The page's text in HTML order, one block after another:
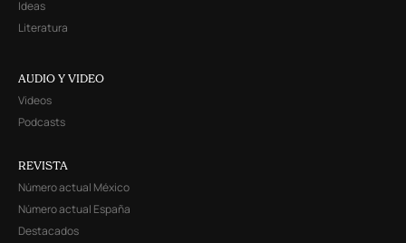
Ideas
Literatura
AUDIO Y VIDEO
Videos
Podcasts
REVISTA
Número actual México
Número actual España
Destacados